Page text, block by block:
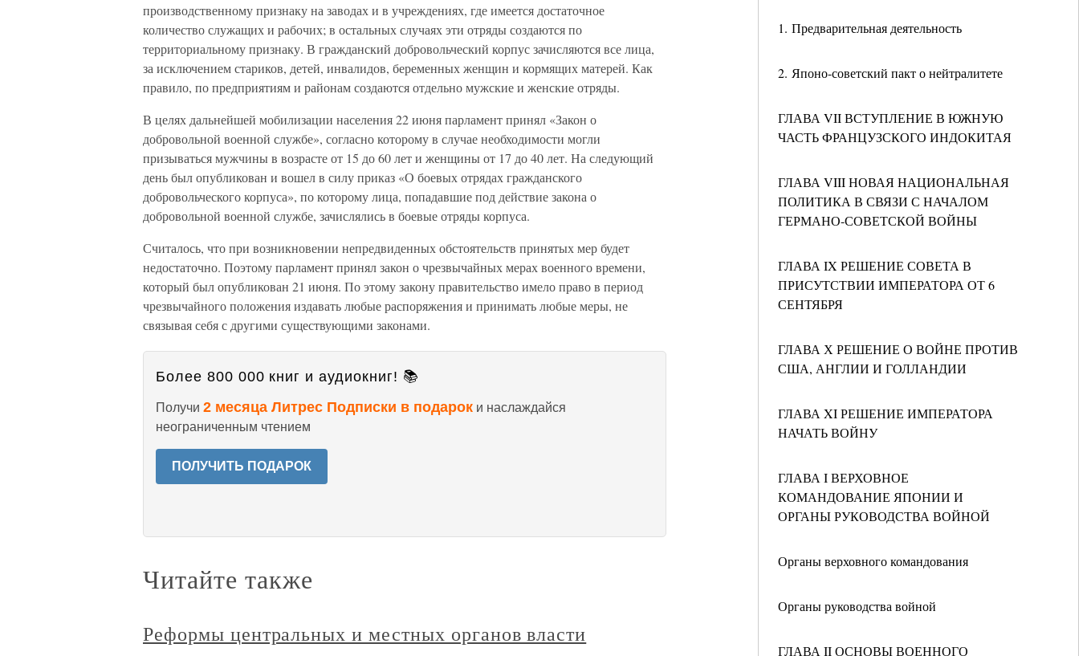
1. Предварительная деятельность
2. Японо-советский пакт о нейтралитете
ГЛАВА VII ВСТУПЛЕНИЕ В ЮЖНУЮ
ЧАСТЬ ФРАНЦУЗСКОГО ИНДОКИТАЯ
ГЛАВА VIII НОВАЯ НАЦИОНАЛЬНАЯ
ПОЛИТИКА В СВЯЗИ С НАЧАЛОМ
ГЕРМАНО-СОВЕТСКОЙ ВОЙНЫ
ГЛАВА IX РЕШЕНИЕ СОВЕТА В
ПРИСУТСТВИИ ИМПЕРАТОРА ОТ 6
СЕНТЯБРЯ
ГЛАВА Х РЕШЕНИЕ О ВОЙНЕ ПРОТИВ
США, АНГЛИИ И ГОЛЛАНДИИ
ГЛАВА XI РЕШЕНИЕ ИМПЕРАТОРА
НАЧАТЬ ВОЙНУ
ГЛАВА I ВЕРХОВНОЕ
КОМАНДОВАНИЕ ЯПОНИИ И
ОРГАНЫ РУКОВОДСТВА ВОЙНОЙ
Органы верховного командования
Органы руководства войной
ГЛАВА II ОСНОВЫ ВОЕННОГО
производственному признаку на заводах и в учреждениях, где имеется достаточное
количество служащих и рабочих; в остальных случаях эти отряды создаются по
территориальному признаку. В гражданский добровольческий корпус зачисляются все лица,
за исключением стариков, детей, инвалидов, беременных женщин и кормящих матерей. Как
правило, по предприятиям и районам создаются отдельно мужские и женские отряды.
В целях дальнейшей мобилизации населения 22 июня парламент принял «Закон о
добровольной военной службе», согласно которому в случае необходимости могли
призываться мужчины в возрасте от 15 до 60 лет и женщины от 17 до 40 лет. На следующий
день был опубликован и вошел в силу приказ «О боевых отрядах гражданского
добровольческого корпуса», по которому лица, попадавшие под действие закона о
добровольной военной службе, зачислялись в боевые отряды корпуса.
Считалось, что при возникновении непредвиденных обстоятельств принятых мер будет
недостаточно. Поэтому парламент принял закон о чрезвычайных мерах военного времени,
который был опубликован 21 июня. По этому закону правительство имело право в период
чрезвычайного положения издавать любые распоряжения и принимать любые меры, не
связывая себя с другими существующими законами.
Более 800 000 книг и аудиокниг! 📚
Получи 2 месяца Литрес Подписки в подарок и наслаждайся
неограниченным чтением
ПОЛУЧИТЬ ПОДАРОК
Читайте также
Реформы центральных и местных органов власти